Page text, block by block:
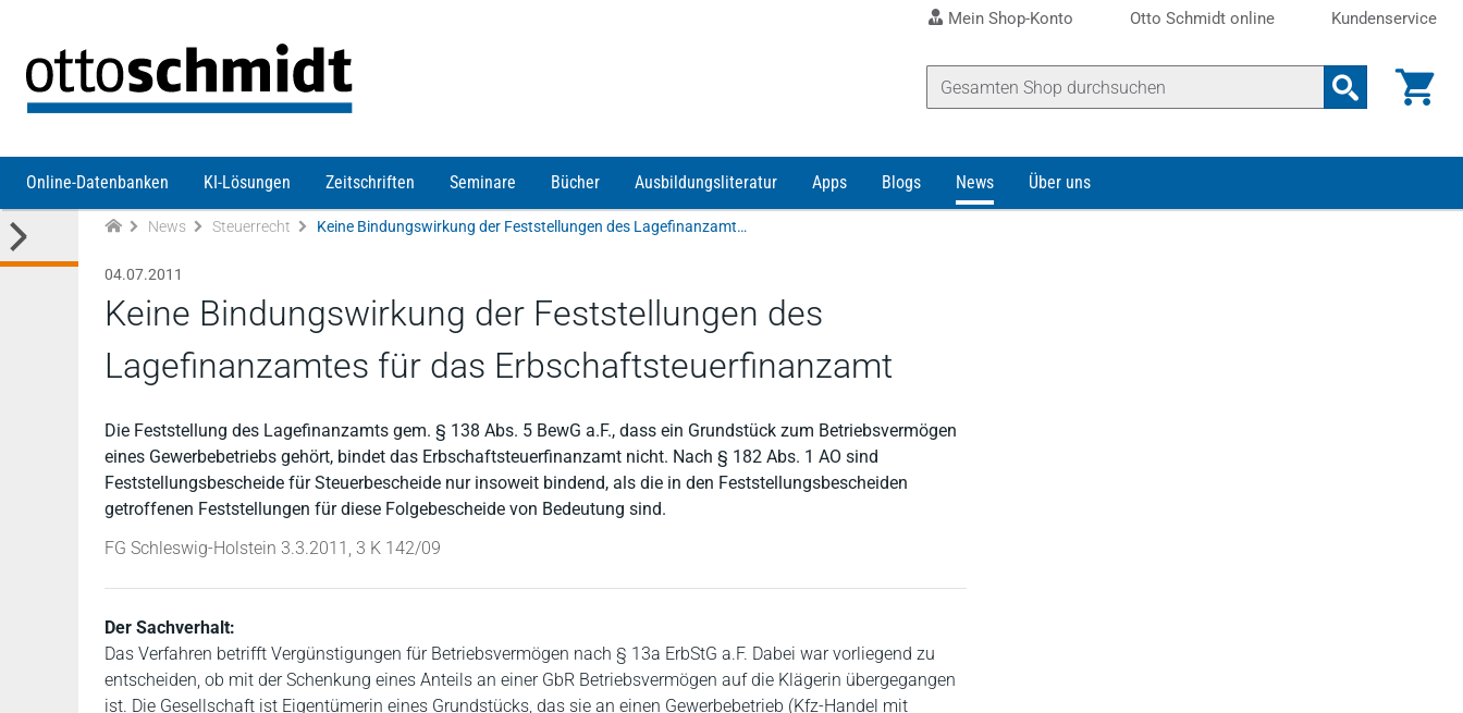
Mein Shop-Konto Otto Schmidt online Kundenservice
Online-Datenbanken KI-Lösungen Zeitschriften Seminare Bücher Ausbildungsliteratur Apps Blogs News Über uns
News Steuerrecht Keine Bindungswirkung der Feststellungen des Lagefinanzamtes für das Erbschaftsteuerfinanzamt
04.07.2011
Keine Bindungswirkung der Feststellungen des
Lagefinanzamtes für das Erbschaftsteuerfinanzamt
Die Feststellung des Lagefinanzamts gem. § 138 Abs. 5 BewG a.F., dass ein Grundstück zum Betriebsvermögen
eines Gewerbebetriebs gehört, bindet das Erbschaftsteuerfinanzamt nicht. Nach § 182 Abs. 1 AO sind
Feststellungsbescheide für Steuerbescheide nur insoweit bindend, als die in den Feststellungsbescheiden
getroffenen Feststellungen für diese Folgebescheide von Bedeutung sind.
FG Schleswig-Holstein 3.3.2011, 3 K 142/09
Der Sachverhalt:
Das Verfahren betrifft Vergünstigungen für Betriebsvermögen nach § 13a ErbStG a.F. Dabei war vorliegend zu
entscheiden, ob mit der Schenkung eines Anteils an einer GbR Betriebsvermögen auf die Klägerin übergegangen
ist. Die Gesellschaft ist Eigentümerin eines Grundstücks, das sie an einen Gewerbebetrieb (Kfz-Handel mit